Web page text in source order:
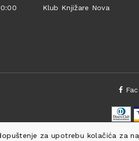
za upotrebu kolačića za
Klub Knjižare Nova